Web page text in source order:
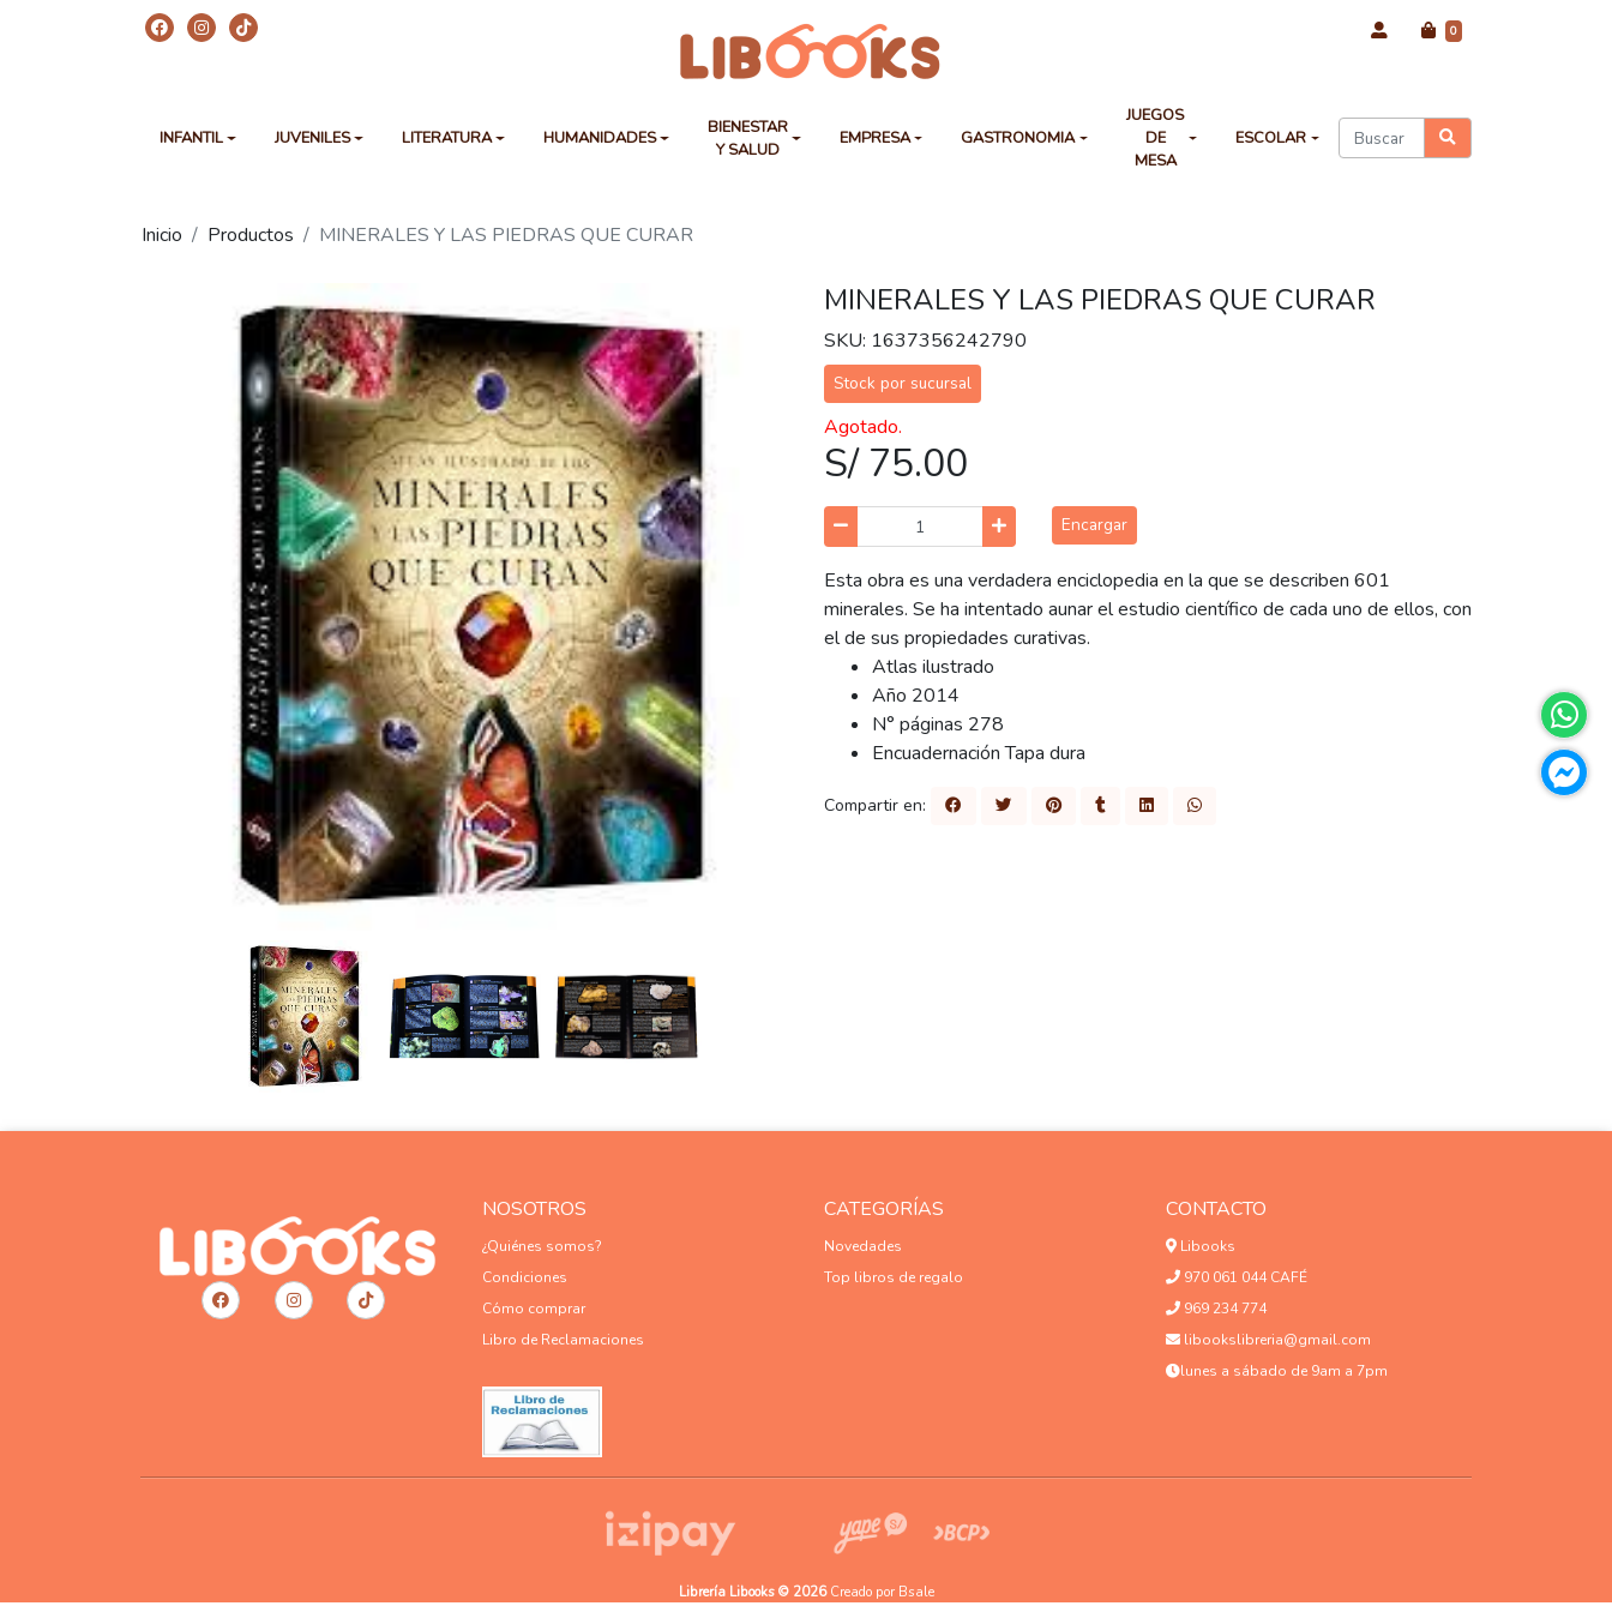
0
INFANTIL JUVENILES LITERATURA HUMANIDADES
BIENESTAR
Y SALUD
EMPRESA GASTRONOMIA
JUEGOS
DE
MESA
ESCOLAR
Inicio Productos MINERALES Y LAS PIEDRAS QUE CURAR
MINERALES Y LAS PIEDRAS QUE CURAR
SKU: 1637356242790
Stock por sucursal
Agotado.
S/ 75.00
Encargar
Esta obra es una verdadera enciclopedia en la que se describen 601
minerales. Se ha intentado aunar el estudio científico de cada uno de ellos, con
el de sus propiedades curativas.
Atlas ilustrado
Año 2014
N° páginas 278
Encuadernación Tapa dura
Compartir en:
NOSOTROS
¿Quiénes somos?
Condiciones
Cómo comprar
Libro de Reclamaciones
CATEGORÍAS
Novedades
Top libros de regalo
CONTACTO
Libooks
970 061 044 CAFÉ
969 234 774
libookslibreria@gmail.com
lunes a sábado de 9am a 7pm
Librería Libooks © 2026Creado por Bsale